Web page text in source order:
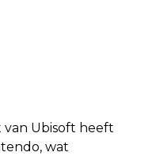
van Ubisoft heeft
wat